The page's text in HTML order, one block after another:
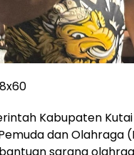
Kabupaten
dan Olahraga